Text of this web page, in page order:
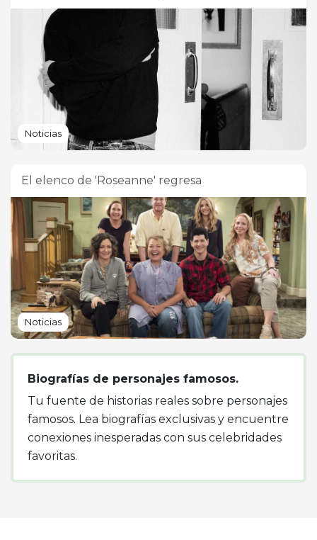
Noticias
El elenco de 'Roseanne' regresa
Noticias
Biografías de personajes famosos.
Tu fuente de historias reales sobre personajes
famosos. Lea biografías exclusivas y encuentre
conexiones inesperadas con sus celebridades
favoritas.